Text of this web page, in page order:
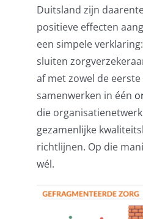
Duitsland zijn
positieve effecten
een simpele
sluiten
af met zowel de
samenwerken in één
die
gezamenlijke
richtlijnen. Op die
wél.